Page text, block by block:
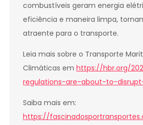
combustíveis geram energia
eficiência e maneira limpa,
atraente para o transporte.
Leia mais sobre o Transporte
Climáticas em https://hbr.org/
regulations-are-about-to-
Saiba mais em:
https://